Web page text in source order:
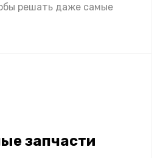
решать даже самые
запчасти